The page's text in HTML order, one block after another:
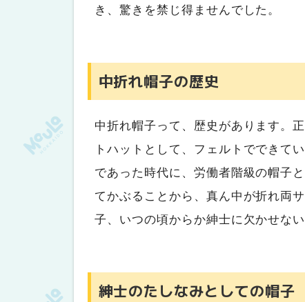
き、驚きを禁じ得ませんでした。
中折れ帽子の歴史
中折れ帽子って、歴史があります。
トハットとして、フェルトでできて
であった時代に、労働者階級の帽子
てかぶることから、真ん中が折れ両
子、いつの頃からか紳士に欠かせな
紳士のたしなみとしての帽子